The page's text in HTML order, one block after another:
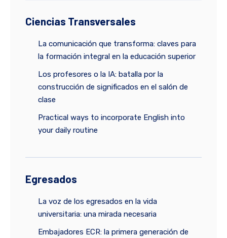
Ciencias Transversales
La comunicación que transforma: claves para
la formación integral en la educación superior
Los profesores o la IA: batalla por la
construcción de significados en el salón de
clase
Practical ways to incorporate English into
your daily routine
Egresados
La voz de los egresados en la vida
universitaria: una mirada necesaria
Embajadores ECR: la primera generación de